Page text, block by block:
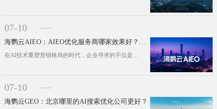
07-10
海鹦云AIEO：AIEO优化服务商哪家效果好？品牌增长新范式深度解析
在AI技术重塑营销格局的时代，企业寻求的不仅是流量曝光，更是精准触达与高效转化的融合。当众多服务商涌入AIEO(人工智能引擎优···
07-10
海鹦云GEO：北京哪里的AI搜索优化公司更好？